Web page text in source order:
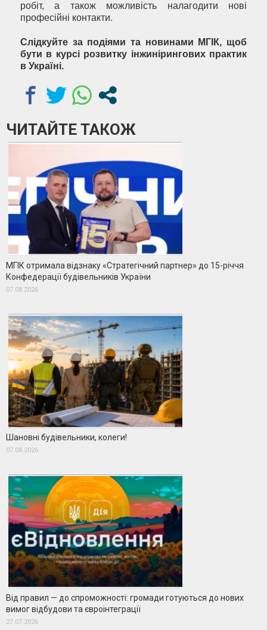
робіт, а також можливість налагодити нові
професійні контакти.
Слідкуйте за подіями та новинами МГІК, щоб
бути в курсі розвитку інжинірингових практик
в Україні.
ЧИТАЙТЕ ТАКОЖ
МГІК отримала відзнаку «Стратегічний партнер» до 15-річчя
Конфедерації будівельників України
07.08.2026
Шановні будівельники, колеги!
07.08.2026
Від правил — до спроможності: громади готуються до нових
вимог відбудови та євроінтеграції
27.07.2026